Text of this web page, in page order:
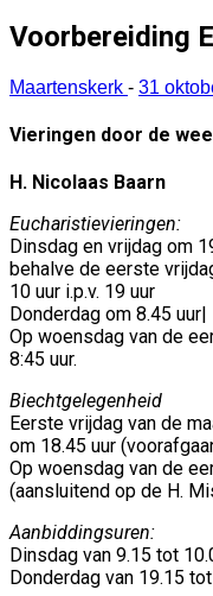
Voorbereiding
Maartenskerk - 31
Vieringen door de
H. Nicolaas Baarn
Eucharistievieringen:
Dinsdag en vrijdag om
behalve de eerste
10 uur i.p.v. 19 uur
Donderdag om 8.45 uur|
Op woensdag van de
8:45 uur.
Biechtgelegenheid
Eerste vrijdag van de
om 18.45 uur
Op woensdag van de
(aansluitend op de H.
Aanbiddingsuren:
Dinsdag van 9.15 tot
Donderdag van 19.15